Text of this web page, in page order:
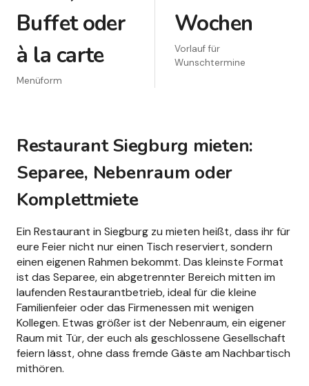
Buffet oder
à la carte
Menüform
Wochen
Vorlauf für
Wunschtermine
Restaurant Siegburg mieten:
Separee, Nebenraum oder
Komplettmiete
Ein Restaurant in Siegburg zu mieten heißt, dass ihr für
eure Feier nicht nur einen Tisch reserviert, sondern
einen eigenen Rahmen bekommt. Das kleinste Format
ist das Separee, ein abgetrennter Bereich mitten im
laufenden Restaurantbetrieb, ideal für die kleine
Familienfeier oder das Firmenessen mit wenigen
Kollegen. Etwas größer ist der Nebenraum, ein eigener
Raum mit Tür, der euch als geschlossene Gesellschaft
feiern lässt, ohne dass fremde Gäste am Nachbartisch
mithören.